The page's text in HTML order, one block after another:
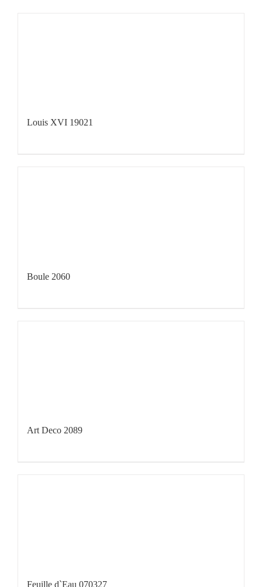
Louis XVI 19021
Boule 2060
Art Deco 2089
Feuille d`Eau 070327